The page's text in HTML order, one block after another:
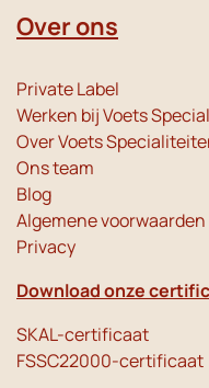
Over ons
Private Label
Werken bij Voets
Over Voets
Ons team
Blog
Algemene voorwaarden
Privacy
Download onze
SKAL-certificaat
FSSC22000-